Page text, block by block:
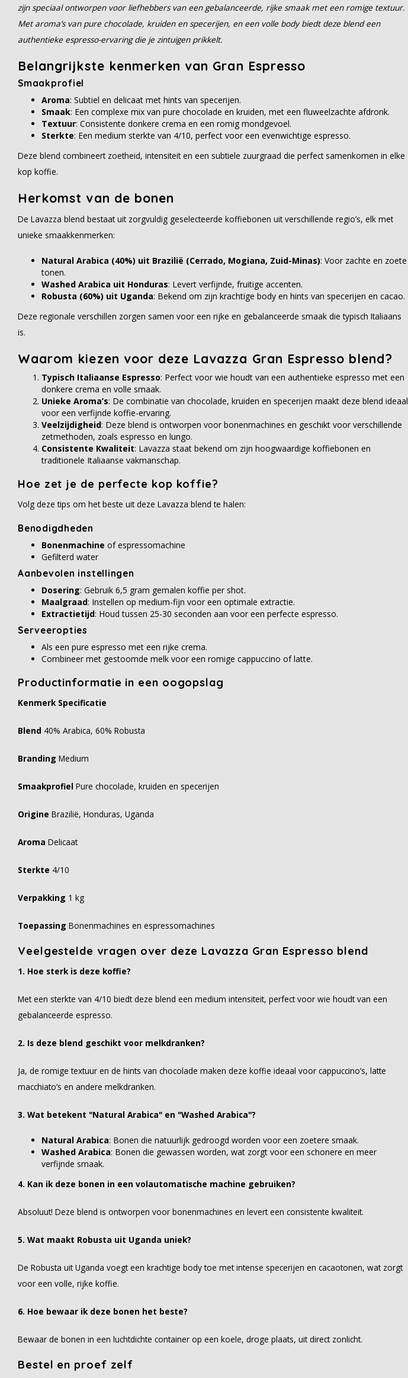
zijn speciaal ontworpen voor liefhebbers van een gebalanceerde, rijke smaak met een romige textuur.
Met aroma’s van pure chocolade, kruiden en specerijen, en een volle body biedt deze blend een
authentieke espresso-ervaring die je zintuigen prikkelt.
Belangrijkste kenmerken van Gran Espresso
Smaakprofiel
Aroma: Subtiel en delicaat met hints van specerijen.
Smaak: Een complexe mix van pure chocolade en kruiden, met een fluweelzachte afdronk.
Textuur: Consistente donkere crema en een romig mondgevoel.
Sterkte: Een medium sterkte van 4/10, perfect voor een evenwichtige espresso.
Deze blend combineert zoetheid, intensiteit en een subtiele zuurgraad die perfect samenkomen in elke
kop koffie.
Herkomst van de bonen
De Lavazza blend bestaat uit zorgvuldig geselecteerde koffiebonen uit verschillende regio’s, elk met
unieke smaakkenmerken:
Natural Arabica (40%) uit Brazilië (Cerrado, Mogiana, Zuid-Minas): Voor zachte en zoete
tonen.
Washed Arabica uit Honduras: Levert verfijnde, fruitige accenten.
Robusta (60%) uit Uganda: Bekend om zijn krachtige body en hints van specerijen en cacao.
Deze regionale verschillen zorgen samen voor een rijke en gebalanceerde smaak die typisch Italiaans
is.
Waarom kiezen voor deze Lavazza Gran Espresso blend?
Typisch Italiaanse Espresso: Perfect voor wie houdt van een authentieke espresso met een
donkere crema en volle smaak.
Unieke Aroma’s: De combinatie van chocolade, kruiden en specerijen maakt deze blend ideaal
voor een verfijnde koffie-ervaring.
Veelzijdigheid: Deze blend is ontworpen voor bonenmachines en geschikt voor verschillende
zetmethoden, zoals espresso en lungo.
Consistente Kwaliteit: Lavazza staat bekend om zijn hoogwaardige koffiebonen en
traditionele Italiaanse vakmanschap.
Hoe zet je de perfecte kop koffie?
Volg deze tips om het beste uit deze Lavazza blend te halen:
Benodigdheden
Bonenmachine of espressomachine
Gefilterd water
Aanbevolen instellingen
Dosering: Gebruik 6,5 gram gemalen koffie per shot.
Maalgraad: Instellen op medium-fijn voor een optimale extractie.
Extractietijd: Houd tussen 25-30 seconden aan voor een perfecte espresso.
Serveeropties
Als een pure espresso met een rijke crema.
Combineer met gestoomde melk voor een romige cappuccino of latte.
Productinformatie in een oogopslag
Kenmerk Specificatie
Blend 40% Arabica, 60% Robusta
Branding Medium
Smaakprofiel Pure chocolade, kruiden en specerijen
Origine Brazilië, Honduras, Uganda
Aroma Delicaat
Sterkte 4/10
Verpakking 1 kg
Toepassing Bonenmachines en espressomachines
Veelgestelde vragen over deze Lavazza Gran Espresso blend
1. Hoe sterk is deze koffie?
Met een sterkte van 4/10 biedt deze blend een medium intensiteit, perfect voor wie houdt van een
gebalanceerde espresso.
2. Is deze blend geschikt voor melkdranken?
Ja, de romige textuur en de hints van chocolade maken deze koffie ideaal voor cappuccino’s, latte
macchiato’s en andere melkdranken.
3. Wat betekent "Natural Arabica" en "Washed Arabica"?
Natural Arabica: Bonen die natuurlijk gedroogd worden voor een zoetere smaak.
Washed Arabica: Bonen die gewassen worden, wat zorgt voor een schonere en meer
verfijnde smaak.
4. Kan ik deze bonen in een volautomatische machine gebruiken?
Absoluut! Deze blend is ontworpen voor bonenmachines en levert een consistente kwaliteit.
5. Wat maakt Robusta uit Uganda uniek?
De Robusta uit Uganda voegt een krachtige body toe met intense specerijen en cacaotonen, wat zorgt
voor een volle, rijke koffie.
6. Hoe bewaar ik deze bonen het beste?
Bewaar de bonen in een luchtdichte container op een koele, droge plaats, uit direct zonlicht.
Bestel en proef zelf